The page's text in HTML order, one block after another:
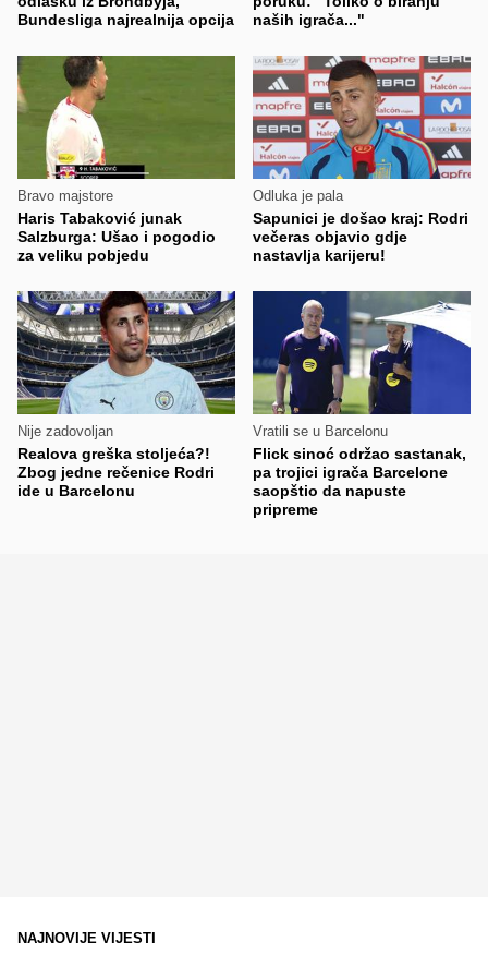
Bundesliga najrealnija opcija
naših igrača..."
Bravo majstore
Haris Tabaković junak
Salzburga: Ušao i pogodio
za veliku pobjedu
Odluka je pala
Sapunici je došao kraj: Rodri
večeras objavio gdje
nastavlja karijeru!
Nije zadovoljan
Realova greška stoljeća?!
Zbog jedne rečenice Rodri
ide u Barcelonu
Vratili se u Barcelonu
Flick sinoć održao sastanak,
pa trojici igrača Barcelone
saopštio da napuste
pripreme
NAJNOVIJE VIJESTI